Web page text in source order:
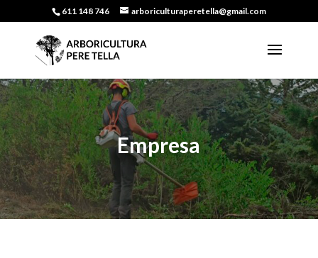
611 148 746 arboriculturaperetella@gmail.com
Empresa